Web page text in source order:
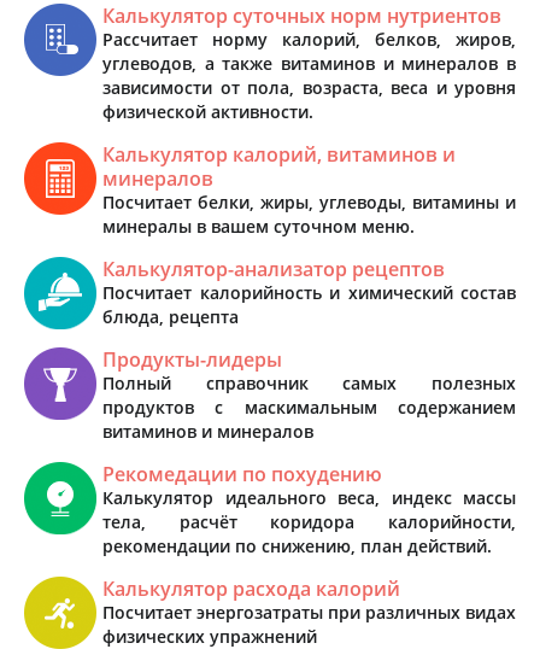
Калькулятор суточных норм нутриентов
Рассчитает норму калорий, белков, жиров,
углеводов, а также витаминов и минералов в
зависимости от пола, возраста, веса и уровня
физической активности.
Калькулятор калорий, витаминов и
минералов
Посчитает белки, жиры, углеводы, витамины и
минералы в вашем суточном меню.
Калькулятор-анализатор рецептов
Посчитает калорийность и химический состав
блюда, рецепта
Продукты-лидеры
Полный справочник самых полезных
продуктов с маскимальным содержанием
витаминов и минералов
Рекомедации по похудению
Калькулятор идеального веса, индекс массы
тела, расчёт коридора калорийности,
рекомендации по снижению, план действий.
Калькулятор расхода калорий
Посчитает энергозатраты при различных видах
физических упражнений